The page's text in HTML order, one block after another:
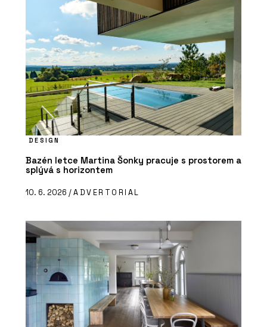
DESIGN
Bazén letce Martina Šonky pracuje s prostorem a
splývá s horizontem
10. 6. 2026 /ADVERTORIAL